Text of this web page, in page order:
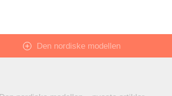
Den nordiske modellen